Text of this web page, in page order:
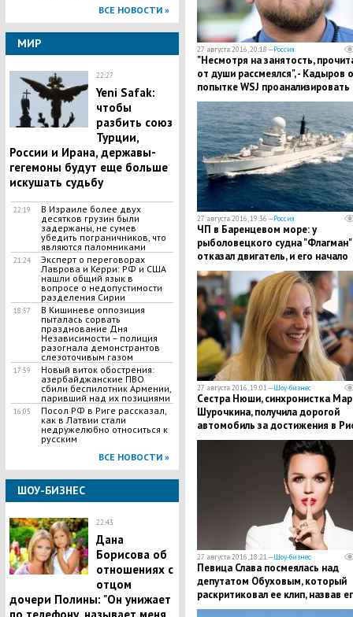
ВСЕ НОВОСТИ »
МИР
22:27
Yeni Safak:
чтобы
разбить союз
Турции,
России и Ирана, державы-
гегемоны будут еще больше
искушать судьбу
22:19
В Израиле более двух
десятков грузин были
задержаны, не сумев
убедить пограничников, что
являются паломниками
21:24
Эксперт о переговорах
Лаврова и Керри: РФ и США
нашли общий язык в
вопросе о недопустимости
разделения Сирии
18:57
В Кишиневе оппозиция
пыталась сорвать
празднование Дня
Независимости – полиция
разогнала демонстрантов
слезоточивым газом
17:59
Новый виток обострения:
азербайджанские ПВО
сбили беспилотник Армении,
паривший над их позициями
16:05
Посол РФ в Риге рассказал,
как в Латвии стали
недружелюбно относиться к
русским
ВСЕ НОВОСТИ »
ШОУ-БИЗНЕС
22:43
Дана
Борисова об
отношениях с
отцом
дочери Полины: "Он унижает
27 августа 2016, 20:18 —Россия
"Несмотря на занятость,
от души рассмеялся", - Кадыров о
попытке WSJ проанализировать
Instagram
27 августа 2016, 19:36 —Россия
ЧП в Баренцевом море: у
рыболовецкого судна "Флагман"
отказал двигатель, и его начало
сносить на камни
27 августа 2016, 19:01 —Шоу-бизнес
Сестра Нюши, синхронистка
Шурочкина, получила дорогой
автомобиль за достижения в
27 августа 2016, 18:21 —Шоу-бизнес
Певица Слава посмеялась над
депутатом Обуховым, который
раскритиковал ее клип, назвав
"безвкусной кашей"